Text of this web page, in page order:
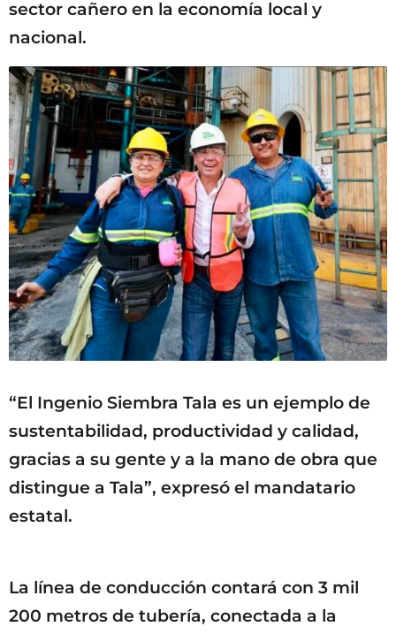
sector cañero en la economía local y
nacional.
“El Ingenio Siembra Tala es un ejemplo de
sustentabilidad, productividad y calidad,
gracias a su gente y a la mano de obra que
distingue a Tala”, expresó el mandatario
estatal.
La línea de conducción contará con 3 mil
200 metros de tubería, conectada a la